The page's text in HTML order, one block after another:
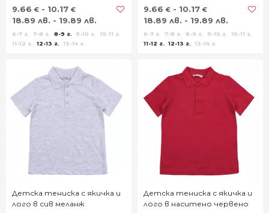
9.66 € - 10.17 €
18.89 лв. - 19.89 лв.
6-7 г. 7-8 г. 8-9 г. 9-10 г.
10-11 г.
11-12 г.
12-13 г. 13-14 г.
9.66 € - 10.17 €
18.89 лв. - 19.89 лв.
6-7 г. 7-8 г. 8-9 г. 9-10 г.
10-11 г.
11-12 г.
12-13 г. 13-14 г.
Детска тениска с якичка и
лого в сив меланж
Детска тениска с якичка и
лого в наситено червено